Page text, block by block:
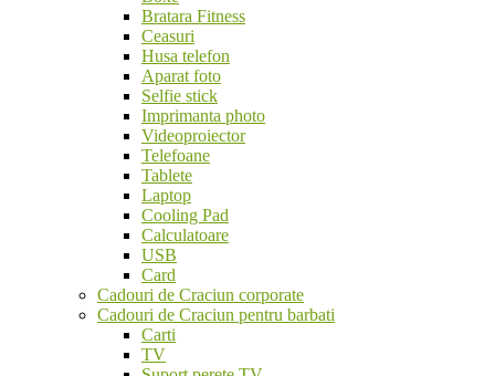
Bratara Fitness
Ceasuri
Husa telefon
Aparat foto
Selfie stick
Imprimanta photo
Videoproiector
Telefoane
Tablete
Laptop
Cooling Pad
Calculatoare
USB
Card
Cadouri de Craciun corporate
Cadouri de Craciun pentru barbati
Carti
TV